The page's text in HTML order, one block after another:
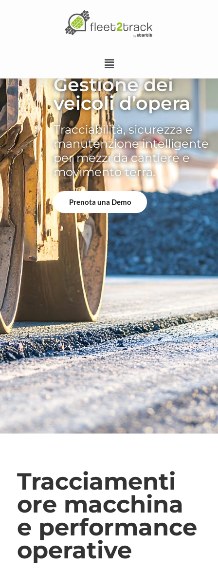
Gestione dei
veicoli d’opera
Tracciabilità, sicurezza e
manutenzione intelligente
per mezzi da cantiere e
movimento terra.
Prenota una Demo
Tracciamenti
ore macchina
e performance
operative